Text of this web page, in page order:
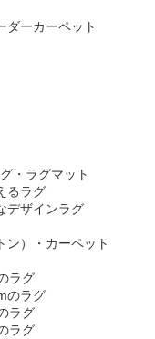
ダーカーペット
・ラグマット
るラグ
デザインラグ
ン）・カーペット
ラグ
のラグ
ラグ
ラグ